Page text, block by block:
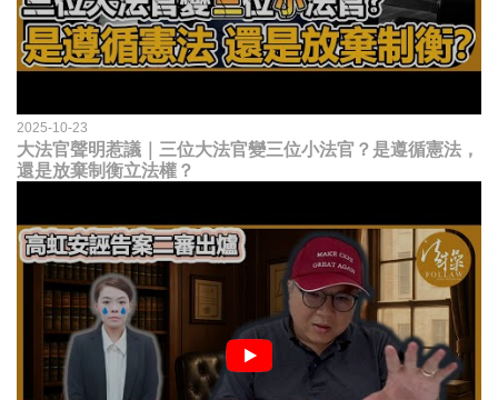
2025-10-23
大法官聲明惹議｜三位大法官變三位小法官？是遵循憲法，
還是放棄制衡立法權？